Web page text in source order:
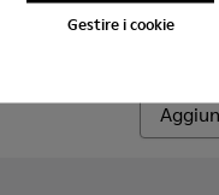
Gestire i cookie
Runner